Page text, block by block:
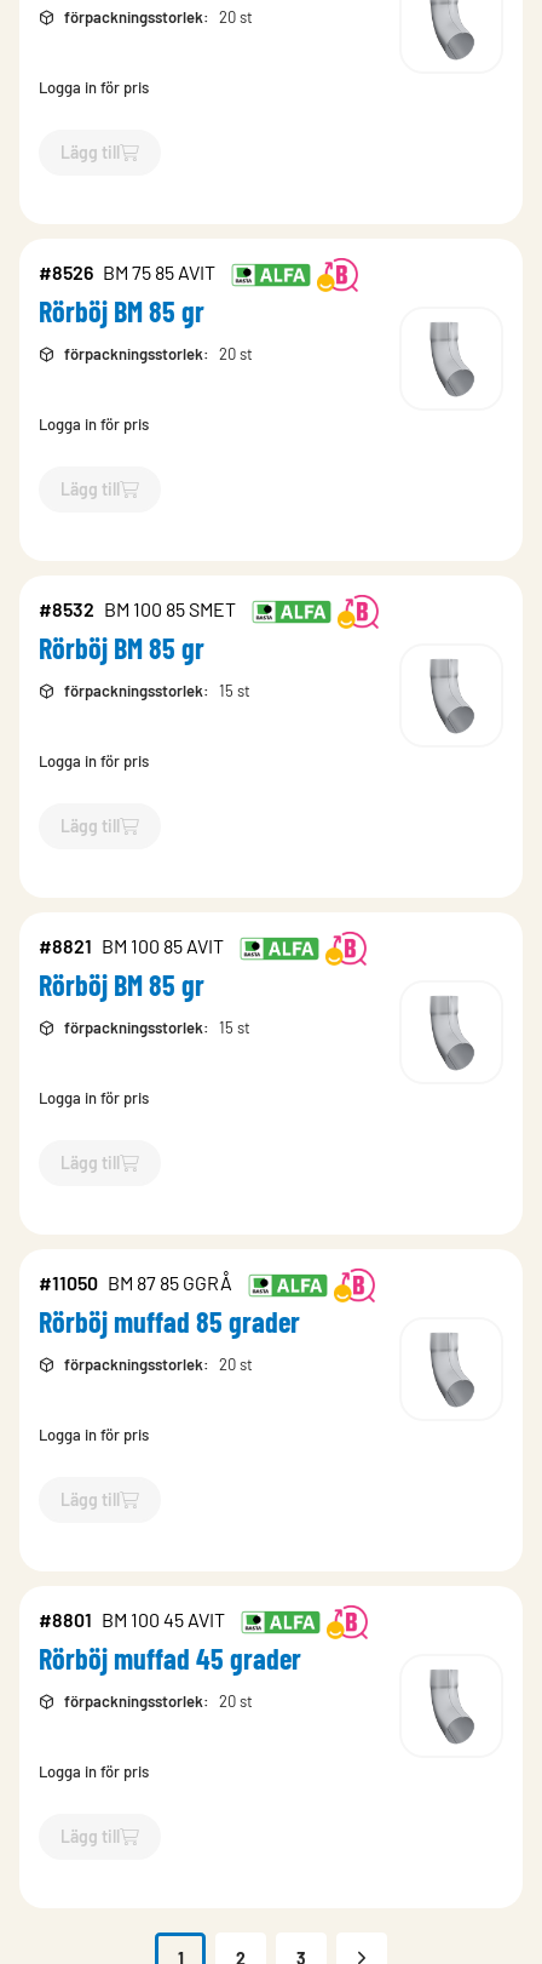
förpackningsstorlek: 20 st
Logga in för pris
Lägg till
`$Lägg till
#8526 BM 75 85 AVIT
Rörböj BM 85 gr
förpackningsstorlek: 20 st
Logga in för pris
Lägg till
`$Lägg till
#8532 BM 100 85 SMET
Rörböj BM 85 gr
förpackningsstorlek: 15 st
Logga in för pris
Lägg till
`$Lägg till
#8821 BM 100 85 AVIT
Rörböj BM 85 gr
förpackningsstorlek: 15 st
Logga in för pris
Lägg till
`$Lägg till
#11050 BM 87 85 GGRÅ
Rörböj muffad 85 grader
förpackningsstorlek: 20 st
Logga in för pris
Lägg till
`$Lägg till
#8801 BM 100 45 AVIT
Rörböj muffad 45 grader
förpackningsstorlek: 20 st
Logga in för pris
Lägg till
`$Lägg till
1 2 3